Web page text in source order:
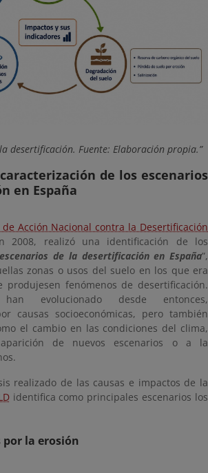
desertificación. Fuente: Elaboración propia.
de los escenarios
en España
de Acción Nacional contra la Desertificación
2008, realizó una identificación de los
de la desertificación en España”,
zonas o usos del suelo en los que era
produjesen fenómenos de desertificación.
evolucionado desde entonces,
causas socioeconómicas, pero también
el cambio en las condiciones del clima,
de nuevos escenarios o a la
realizado de las causas e impactos de la
identifica como principales escenarios los
la erosión